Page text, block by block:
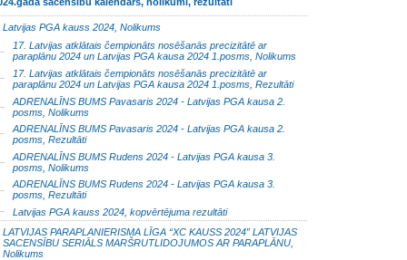
Latvijas PGA kauss 2024, Nolikums
17. Latvijas atklātais čempionāts nosēšanās precizitātē ar
paraplānu 2024 un Latvijas PGA kausa 2024 1.posms, Nolikums
17. Latvijas atklātais čempionāts nosēšanās precizitātē ar
paraplānu 2024 un Latvijas PGA kausa 2024 1.posms, Rezultāti
ADRENALĪNS BUMS Pavasaris 2024 - Latvijas PGA kausa 2.
posms, Nolikums
ADRENALĪNS BUMS Pavasaris 2024 - Latvijas PGA kausa 2.
posms, Rezultāti
ADRENALĪNS BUMS Rudens 2024 - Latvijas PGA kausa 3.
posms, Nolikums
ADRENALĪNS BUMS Rudens 2024 - Latvijas PGA kausa 3.
posms, Rezultāti
Latvijas PGA kauss 2024, kopvērtējuma rezultāti
LATVIJAS PARAPLANIERISMA LĪGA “XC KAUSS 2024” LATVIJAS
SACENSĪBU SERIĀLS MARŠRUTLIDOJUMOS AR PARAPLĀNU,
Nolikums